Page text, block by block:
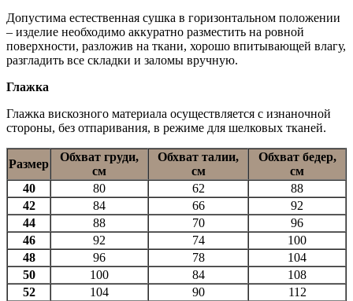
Допустима естественная сушка в горизонтальном положении
– изделие необходимо аккуратно разместить на ровной
поверхности, разложив на ткани, хорошо впитывающей влагу,
разгладить все складки и заломы вручную.
Глажка
Глажка вискозного материала осуществляется с изнаночной
стороны, без отпаривания, в режиме для шелковых тканей.
Размер
Обхват груди,
см
Обхват талии,
см
Обхват бедер,
см
40
80 62
88
42
84 66
92
44
88 70
96
46
92 74
100
48
96 78
104
50
100 84
108
52
104 90 112